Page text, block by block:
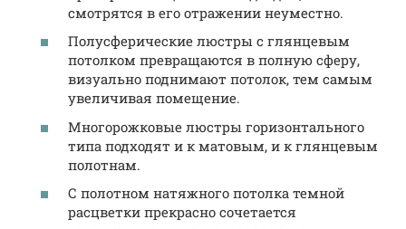
смотрятся в его отражении неуместно.
Полусферические люстры с глянцевым
потолком превращаются в полную сферу,
визуально поднимают потолок, тем самым
увеличивая помещение.
Многорожковые люстры горизонтального
типа подходят и к матовым, и к глянцевым
полотнам.
С полотном натяжного потолка темной
расцветки прекрасно сочетается